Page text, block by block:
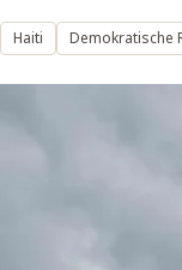
Haiti Demokratische